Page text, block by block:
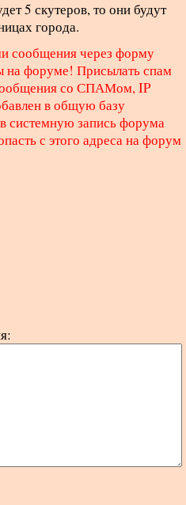
5 скутеров, то они будут
города.
сообщения через форму
на форуме! Присылать спам
со СПАМом, IP
в общую базу
системную запись форума
с этого адреса на форум